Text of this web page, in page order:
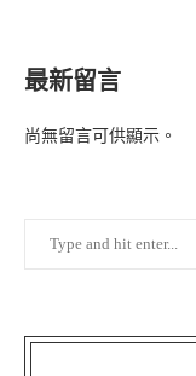
最新留言
尚無留言可供顯示。